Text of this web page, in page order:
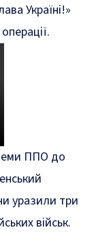
Україні!»
ППО до
уразили три
військ.